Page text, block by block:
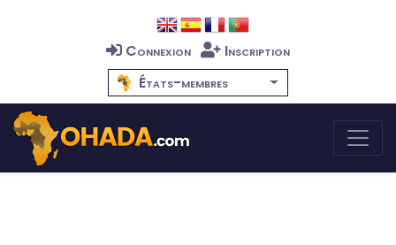
Connexion
Inscription
États-membres